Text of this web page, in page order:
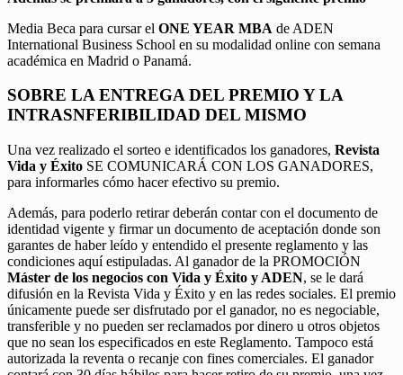
Media Beca para cursar el ONE YEAR MBA de ADEN
International Business School en su modalidad online con semana
académica en Madrid o Panamá.
SOBRE LA ENTREGA DEL PREMIO Y LA
INTRASNFERIBILIDAD DEL MISMO
Una vez realizado el sorteo e identificados los ganadores, Revista
Vida y Éxito SE COMUNICARÁ CON LOS GANADORES,
para informarles cómo hacer efectivo su premio.
Además, para poderlo retirar deberán contar con el documento de
identidad vigente y firmar un documento de aceptación donde son
garantes de haber leído y entendido el presente reglamento y las
condiciones aquí estipuladas. Al ganador de la PROMOCIÓN
Máster de los negocios con Vida y Éxito y ADEN, se le dará
difusión en la Revista Vida y Éxito y en las redes sociales. El premio
únicamente puede ser disfrutado por el ganador, no es negociable,
transferible y no pueden ser reclamados por dinero u otros objetos
que no sean los especificados en este Reglamento. Tampoco está
autorizada la reventa o recanje con fines comerciales. El ganador